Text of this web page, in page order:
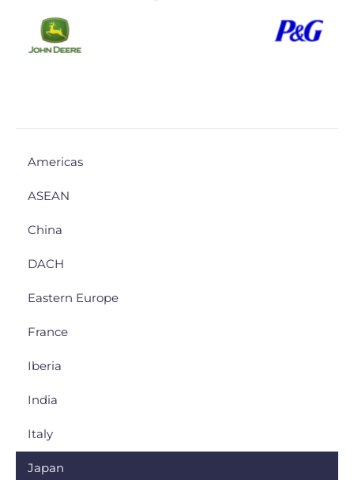
Americas
ASEAN
China
DACH
Eastern Europe
France
Iberia
India
Italy
Japan